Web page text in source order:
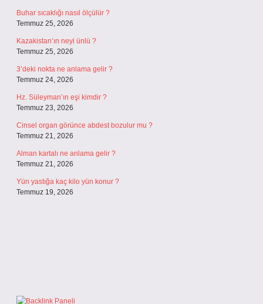
Buhar sıcaklığı nasıl ölçülür ?
Temmuz 25, 2026
Kazakistan’ın neyi ünlü ?
Temmuz 25, 2026
3’deki nokta ne anlama gelir ?
Temmuz 24, 2026
Hz. Süleyman’ın eşi kimdir ?
Temmuz 23, 2026
Cinsel organ görünce abdest bozulur mu ?
Temmuz 21, 2026
Alman kartalı ne anlama gelir ?
Temmuz 21, 2026
Yün yastığa kaç kilo yün konur ?
Temmuz 19, 2026